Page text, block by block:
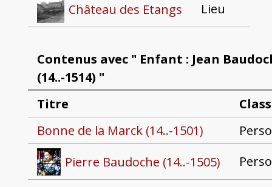
Château des Etangs
Lieu
Contenus avec " Enfant : Jean
(14..-1514) "
Titre
Bonne de la Marck (14..-1501)
Pierre Baudoche (14..-1505)